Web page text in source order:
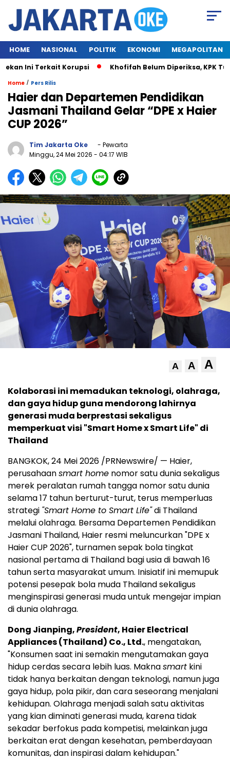
HOME NASIONAL POLITIK EKONOMI MEGAPOLITAN
Ini Terkait Korupsi Khofifah Belum Diperiksa, KPK
Home / Pers Rilis
Haier dan Departemen Pendidikan
Jasmani Thailand Gelar “DPE x Haier
CUP 2026”
Tim Jakarta Oke
- Pewarta
Minggu, 24 Mei 2026 - 04:17 WIB
A A A
Kolaborasi ini memadukan teknologi, olahraga,
dan gaya hidup guna mendorong lahirnya
generasi muda berprestasi sekaligus
memperkuat visi "Smart Home x Smart Life" di
Thailand
BANGKOK, 24 Mei 2026 /PRNewswire/ — Haier,
perusahaansmart home nomor satu dunia sekaligus
merek peralatan rumah tangga nomor satu dunia
selama 17 tahun berturut-turut, terus memperluas
strategi "Smart Home to Smart Life"di Thailand
melalui olahraga. Bersama Departemen Pendidikan
Jasmani Thailand, Haier resmi meluncurkan "DPE x
Haier CUP 2026", turnamen sepak bola tingkat
nasional pertama di Thailand bagi usia di bawah 16
tahun serta masyarakat umum. Inisiatif ini memupuk
potensi pesepak bola muda Thailand sekaligus
menginspirasi generasi muda untuk mengejar impian
di dunia olahraga.
Dong Jianping,President, Haier Electrical
Appliances (Thailand) Co., Ltd., mengatakan,
"Konsumen saat ini semakin mengutamakan gaya
hidup cerdas secara lebih luas. Maknasmart kini
tidak hanya berkaitan dengan teknologi, namun juga
gaya hidup, pola pikir, dan cara seseorang menjalani
kehidupan. Olahraga menjadi salah satu aktivitas
yang kian diminati generasi muda, karena tidak
sekadar berfokus pada kompetisi, melainkan juga
berkaitan erat dengan kesehatan, pemberdayaan
komunitas, dan inspirasi dalam kehidupan."